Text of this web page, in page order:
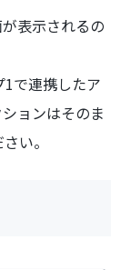
表示されるの
で連携したア
ョンはそのま
い。